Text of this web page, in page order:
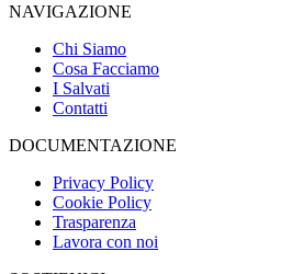
NAVIGAZIONE
Chi Siamo
Cosa Facciamo
I Salvati
Contatti
DOCUMENTAZIONE
Privacy Policy
Cookie Policy
Trasparenza
Lavora con noi